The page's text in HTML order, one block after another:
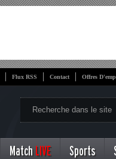
Flux RSS Contact Offres
Match LIVE Sports